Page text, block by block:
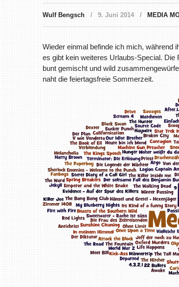
Wulf Bengsch 9. Juni 2014 MEDIA
Wieder einmal befinde ich mich, während
es gibt kein weiteres Urlaubs-Special.
bunt gemischt und wild
naht die feiertagsfreie Sommerzeit.